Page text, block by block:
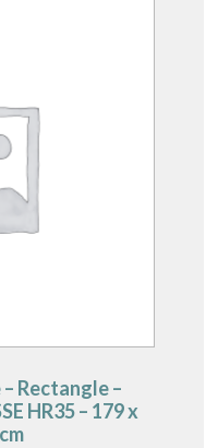
Rectangle –
HR35 – 179 x